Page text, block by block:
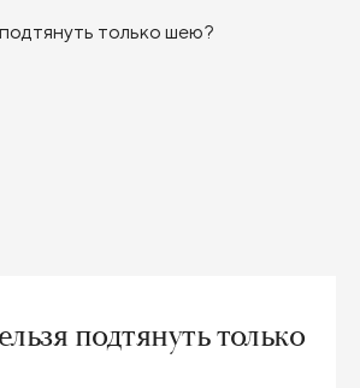
подтянуть только